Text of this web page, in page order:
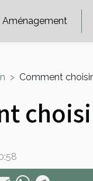
Aménagement
Comment